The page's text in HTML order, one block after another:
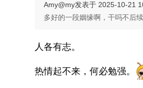
Amy@my发表于 2025-10-21
多好的一段姻缘啊，干吗不后
人各有志。
热情起不来，何必勉强。